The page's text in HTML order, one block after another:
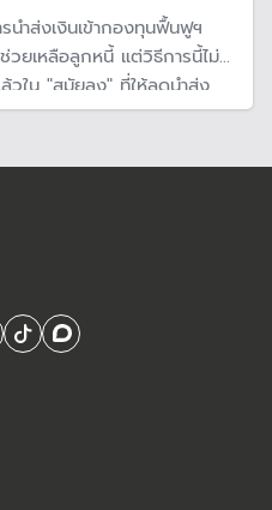
ำส่งเงินเข้ากองทุนฟื้นฟูฯ
วยเหลือลูกหนี้ แต่วิธีการนี้ไม่
วใน "สมัยลุง" ที่ให้ลดนำส่ง
รเงินลดดอกเบี้ย ในยุคโค